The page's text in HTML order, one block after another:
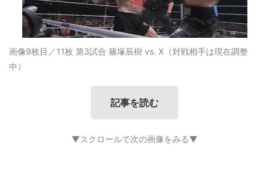
画像9枚目／11枚 第3試合 篠塚辰樹 vs. X（対戦相手は現在調整
中）
記事を読む
▼スクロールで次の画像をみる▼